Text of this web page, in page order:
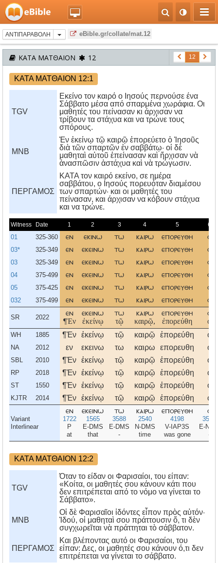
ΑΝΤΙΠΑΡΑΒΟΛΗ eBible.gr/collate/mat.12
ΚΑΤΑ ΜΑΤΘΑΙΟΝ 12 12
ΚΑΤΑ ΜΑΤΘΑΙΟΝ 12:1
TGV
Εκείνο τον καιρό ο Ιησούς περνούσε ένα
Σάββατο μέσα από σπαρμένα χωράφια. Οι
μαθητές του πείνασαν κι άρχισαν να
τρίβουν τα στάχυα και να τρώνε τους
σπόρους.
MNB
Ἐν ἐκείνῳ τῷ καιρῷ ἐπορεύετο ὁ Ἰησοῦς
διὰ τῶν σπαρτῶν ἐν σαββάτῳ· οἱ δὲ
μαθηταὶ αὐτοῦ ἐπείνασαν καὶ ἤρχισαν νὰ
ἀνασπῶσιν ἀστάχυα καὶ νὰ τρώγωσιν.
ΠΕΡΓΑΜΟΣ
KATA τον καιρό εκείνο, σε ημέρα
σαββάτου, ο Iησούς πορευόταν διαμέσου
των σπαρτών· και οι μαθητές του
πείνασαν, και άρχισαν να κόβουν στάχυα
και να τρώνε.
Witness Date 1 2 3 4 5 6
01 325-360 εν εκινω τω καιρω επορευθη ο
03* 325-349 εν εκεινω τω καιρω επορευθη ο
03 325-349 εν εκεινω τω καιρω επορευθη ο
04 375-499 εν εκεινω τω καιρω επορευθη ο
05 375-425 εν εκεινω τω καιρω επορευθη ο
032 375-499 εν εκεινω τω καιρω επορευθη ο
SR 2022
εν
¶Ἐν
εκεινω
ἐκείνῳ
τω
τῷ
καιρω
καιρῷ,
επορευθη
ἐπορεύθη
ο
ὁ
WH 1885 ¶Ἐν ἐκείνῳ τῷ καιρῷ ἐπορεύθη ὁ
NA 2012 εν εκεινω τω καιρω επορευθη ο
SBL 2010 ¶Ἐν ἐκείνῳ τῷ καιρῷ ἐπορεύθη ὁ
RP 2018 ¶Ἐν ἐκείνῳ τῷ καιρῷ ἐπορεύθη ὁ
ST 1550 ¶Ἐν ἐκείνῳ τῷ καιρῷ ἐπορεύθη ὁ
KJTR 2014 ¶Ἐν ἐκείνῳ τῷ καιρῷ ἐπορεύθη ὁ
Variant
Interlinear
εν
1722
P
at
εκεινω
1565
E-DMS
that
τω
3588
E-DMS
-
καιρω
2540
N-DMS
time
επορευθη
4198
V-IAP3S
was gone
ο
3588
E-
-
ΚΑΤΑ ΜΑΤΘΑΙΟΝ 12:2
TGV
Όταν το είδαν οι Φαρισαίοι, του είπαν:
«Κοίτα, οι μαθητές σου κάνουν κάτι που
δεν επιτρέπεται από το νόμο να γίνεται το
Σάββατο».
MNB
Οἱ δὲ Φαρισαῖοι ἰδόντες εἶπον πρὸς αὐτόν·
Ἰδού, οἱ μαθηταὶ σου πράττουσιν ὅ, τι δὲν
συγχωρεῖται νὰ πράττηται τὸ σάββατον.
ΠΕΡΓΑΜΟΣ
Kαι βλέποντας αυτό οι Φαρισαίοι, του
είπαν: Δες, οι μαθητές σου κάνουν ό,τι δεν
επιτρέπεται να γίνεται το σάββατο.